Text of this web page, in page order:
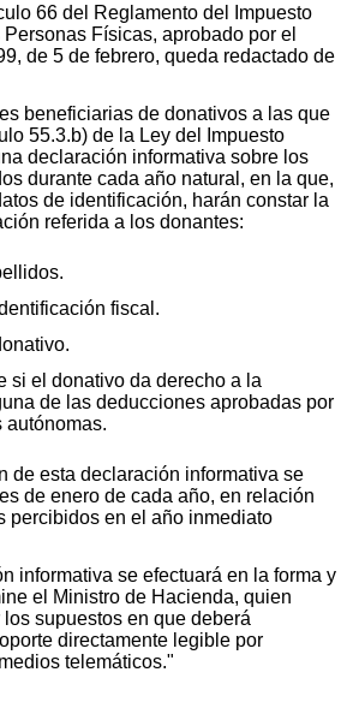
66 del Reglamento del Impuesto
Físicas, aprobado por el
de 5 de febrero, queda redactado de
beneficiarias de donativos a las que
55.3.b) de la Ley del Impuesto
declaración informativa sobre los
durante cada año natural, en la que,
de identificación, harán constar la
referida a los donantes:
fiscal.
si el donativo da derecho a la
de las deducciones aprobadas por
autónomas.
de esta declaración informativa se
de enero de cada año, en relación
percibidos en el año inmediato
informativa se efectuará en la forma y
el Ministro de Hacienda, quien
supuestos en que deberá
directamente legible por
telemáticos."